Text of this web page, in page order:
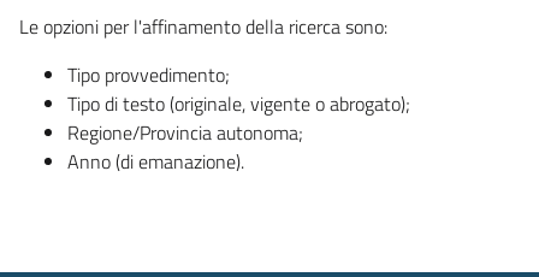
Le opzioni per l'affinamento della ricerca sono:
Tipo provvedimento;
Tipo di testo (originale, vigente o abrogato);
Regione/Provincia autonoma;
Anno (di emanazione).